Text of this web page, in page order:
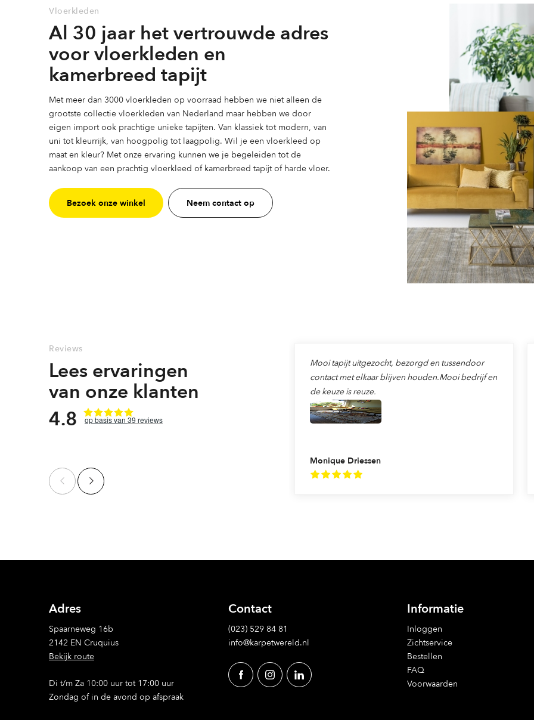
op
de
productpagina
de
Vloerkleden
Al 30 jaar het vertrouwde adres
voor vloerkleden en
kamerbreed tapijt
Met meer dan 3000 vloerkleden op voorraad hebben we niet alleen de
grootste collectie vloerkleden van Nederland maar hebben we door
eigen import ook prachtige unieke tapijten. Van klassiek tot modern, van
uni tot kleurrijk, van hoogpolig tot laagpolig. Wil je een vloerkleed op
maat en kleur? Met onze ervaring kunnen we je begeleiden tot de
aankoop van een prachtig vloerkleed of kamerbreed tapijt of harde vloer.
Bezoek onze winkel Neem contact op
Reviews
Lees ervaringen
van onze klanten
4.8
39 reviews
Monique Driessen
Mooi tapijt uitgezocht, bezorgd en tussendoor
contact met elkaar blijven houden.Mooi bedrijf en
de keuze is reuze.
Adres
Spaarneweg 16b
2142 EN Cruquius
Bekijk route
Di t/m Za 10:00 uur tot 17:00 uur
Zondag of in de avond op afspraak
Contact
(023) 529 84 81
info@karpetwereld.nl
Informatie
Inloggen
Zichtservice
Bestellen
FAQ
Voorwaarden